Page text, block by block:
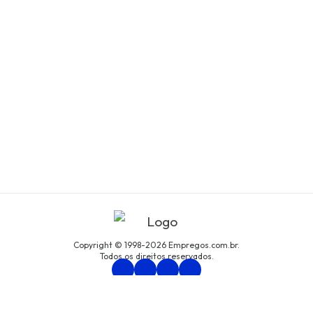
Copyright © 1998-2026 Empregos.com.br.
Todos os direitos reservados.